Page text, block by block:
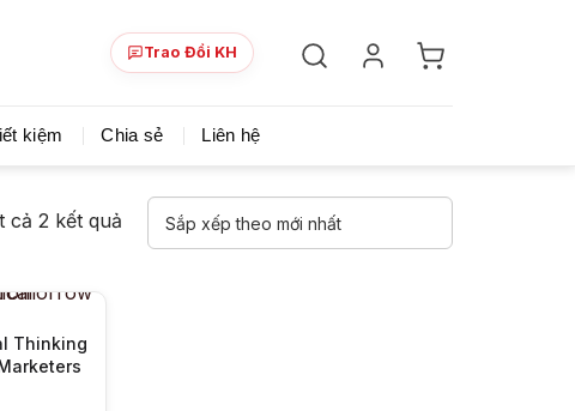
ngày! Chia sẻ khoá học giá rẻ cho những ai hạn hẹp
Trao Đổi KH
kiệm Chia sẻ Liên hệ
cả 2 kết quả
sắp
Thinking